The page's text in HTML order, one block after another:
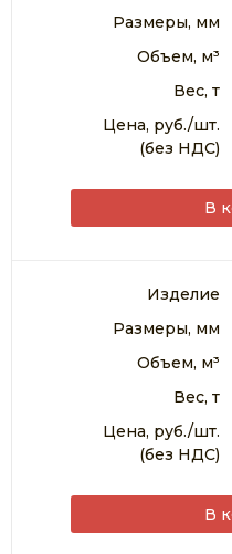
ЛЕСТНИЧНЫЕ МАРШИ
Размеры, мм
Объем, м³
Вес, т
Цена, руб./шт.
(без НДС)
В
Изделие
Размеры, мм
Объем, м³
Вес, т
Цена, руб./шт.
(без НДС)
В